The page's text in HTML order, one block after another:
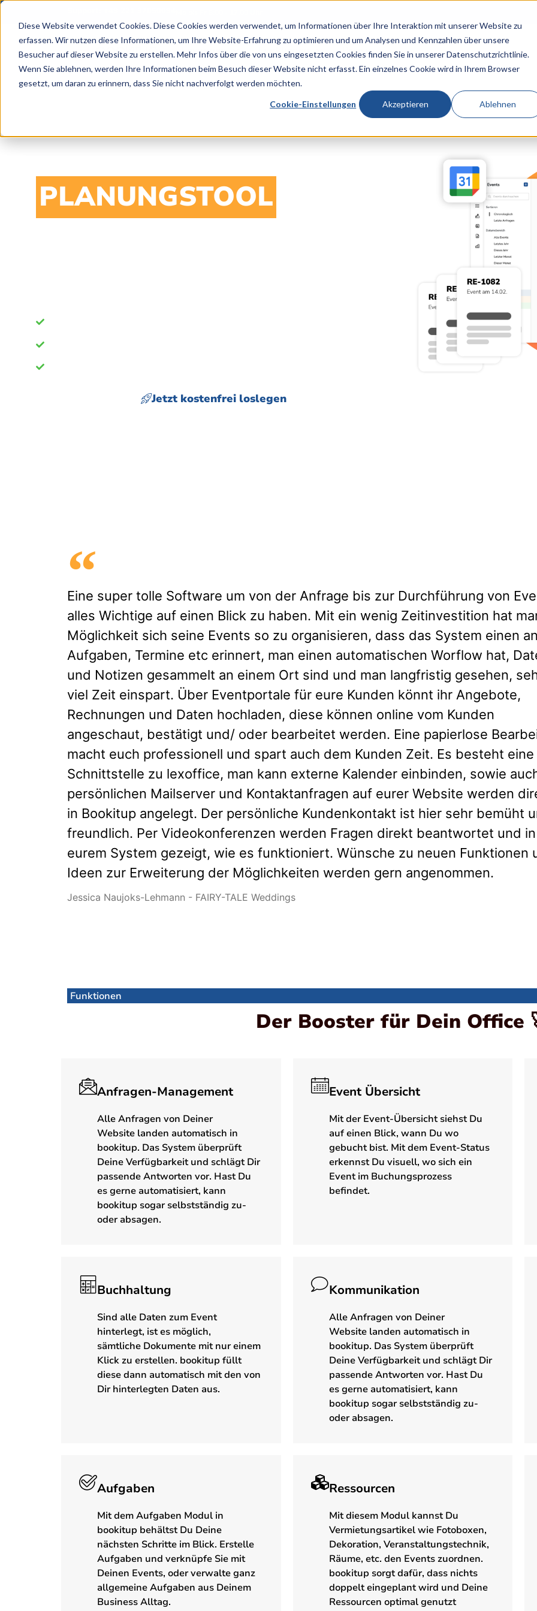
Diese Website verwendet Cookies. Diese Cookies werden verwendet, um Informationen über Ihre Interaktion mit unserer Website zu
erfassen. Wir nutzen diese Informationen, um Ihre Website-Erfahrung zu optimieren und um Analysen und Kennzahlen über unsere
Besucher auf dieser Website zu erstellen. Mehr Infos über die von uns eingesetzten Cookies finden Sie in unserer Datenschutzrichtlinie.
Wenn Sie ablehnen, werden Ihre Informationen beim Besuch dieser Website nicht erfasst. Ein einzelnes Cookie wird in Ihrem Browser
gesetzt, um daran zu erinnern, dass Sie nicht nachverfolgt werden möchten.
Cookie-Einstellungen Akzeptieren Ablehnen
Lösungen Funktionen Preise
PLANUNGSTOOL
Jetzt kostenfrei loslegen
Eine super tolle Software um von der Anfrage bis zur Durchführung von
alles Wichtige auf einen Blick zu haben. Mit ein wenig Zeitinvestition hat
Möglichkeit sich seine Events so zu organisieren, dass das System einen an
Aufgaben, Termine etc erinnert, man einen automatischen Worflow hat,
und Notizen gesammelt an einem Ort sind und man langfristig gesehen,
viel Zeit einspart. Über Eventportale für eure Kunden könnt ihr Angebote,
Rechnungen und Daten hochladen, diese können online vom Kunden
angeschaut, bestätigt und/ oder bearbeitet werden. Eine papierlose
macht euch professionell und spart auch dem Kunden Zeit. Es besteht eine
Schnittstelle zu lexoffice, man kann externe Kalender einbinden, sowie
persönlichen Mailserver und Kontaktanfragen auf eurer Website werden
in Bookitup angelegt. Der persönliche Kundenkontakt ist hier sehr bemüht
freundlich. Per Videokonferenzen werden Fragen direkt beantwortet und in
eurem System gezeigt, wie es funktioniert. Wünsche zu neuen Funktionen
Ideen zur Erweiterung der Möglichkeiten werden gern angenommen.
Jessica Naujoks-Lehmann - FAIRY-TALE Weddings
Funktionen
Der Booster für Dein Office
Anfragen-Management
Alle Anfragen von Deiner
Website landen automatisch in
bookitup. Das System überprüft
Deine Verfügbarkeit und schlägt Dir
passende Antworten vor. Hast Du
es gerne automatisiert, kann
bookitup sogar selbstständig zu-
oder absagen.
Event Übersicht
Mit der Event-Übersicht siehst Du
auf einen Blick, wann Du wo
gebucht bist. Mit dem Event-Status
erkennst Du visuell, wo sich ein
Event im Buchungsprozess
befindet.
Buchhaltung
Sind alle Daten zum Event
hinterlegt, ist es möglich,
sämtliche Dokumente mit nur einem
Klick zu erstellen. bookitup füllt
diese dann automatisch mit den von
Dir hinterlegten Daten aus.
Kommunikation
Alle Anfragen von Deiner
Website landen automatisch in
bookitup. Das System überprüft
Deine Verfügbarkeit und schlägt Dir
passende Antworten vor. Hast Du
es gerne automatisiert, kann
bookitup sogar selbstständig zu-
oder absagen.
Aufgaben
Mit dem Aufgaben Modul in
bookitup behältst Du Deine
nächsten Schritte im Blick. Erstelle
Aufgaben und verknüpfe Sie mit
Deinen Events, oder verwalte ganz
allgemeine Aufgaben aus Deinem
Business Alltag.
Ressourcen
Mit diesem Modul kannst Du
Vermietungsartikel wie Fotoboxen,
Dekoration, Veranstaltungstechnik,
Räume, etc. den Events zuordnen.
bookitup sorgt dafür, dass nichts
doppelt eingeplant wird und Deine
Ressourcen optimal genutzt